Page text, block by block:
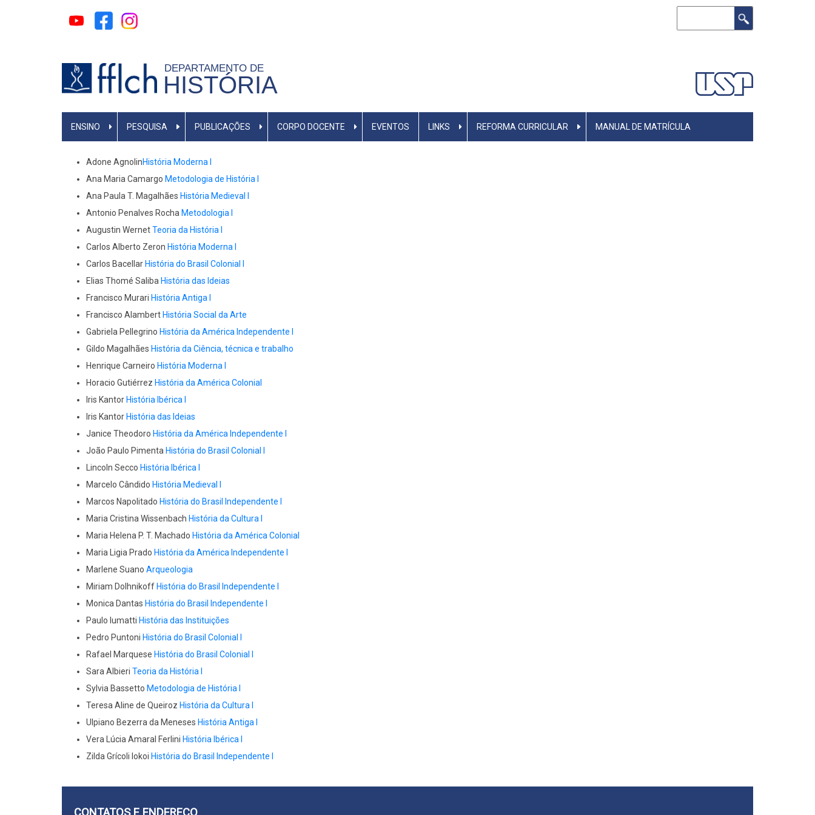
DEPARTAMENTO DE
HISTÓRIA
MAIN
ENSINO PESQUISA PUBLICAÇÕES CORPO DOCENTE EVENTOS LINKS REFORMA CURRICULAR MANUAL DE MATRÍCULA
Adone AgnolinHistória Moderna I
Ana Maria Camargo Metodologia de História I
Ana Paula T. Magalhães História Medieval I
Antonio Penalves Rocha Metodologia I
Augustin WernetTeoria da História I
Carlos Alberto Zeron História Moderna I
Carlos Bacellar História do Brasil Colonial I
Elias Thomé Saliba História das Ideias
Francisco Murari História Antiga I
Francisco Alambert História Social da Arte
Gabriela Pellegrino História da América Independente I
Gildo Magalhães História da Ciência, técnica e trabalho
Henrique Carneiro História Moderna I
Horacio Gutiérrez História da América Colonial
Iris Kantor História Ibérica I
Iris Kantor História das Ideias
Janice Theodoro História da América Independente I
João Paulo Pimenta História do Brasil Colonial I
Lincoln Secco História Ibérica I
Marcelo Cândido História Medieval I
Marcos Napolitado História do Brasil Independente I
Maria Cristina Wissenbach História da Cultura I
Maria Helena P. T. Machado História da América Colonial
Maria Ligia Prado História da América Independente I
Marlene Suano Arqueologia
Miriam Dolhnikoff História do Brasil Independente I
Monica Dantas História do Brasil Independente I
Paulo Iumatti História das Instituições
Pedro Puntoni História do Brasil Colonial I
Rafael Marquese História do Brasil Colonial I
Sara Albieri Teoria da História I
Sylvia Bassetto Metodologia de História I
Teresa Aline de Queiroz História da Cultura I
Ulpiano Bezerra da Meneses História Antiga I
Vera Lúcia Amaral Ferlini História Ibérica I
Zilda Grícoli Iokoi História do Brasil Independente I
CONTATOS E ENDEREÇO